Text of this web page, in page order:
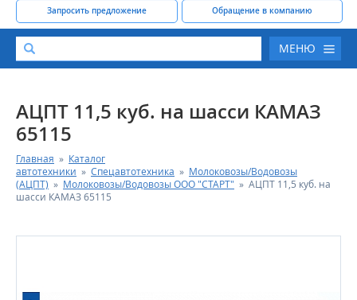
Запросить предложение Обращение в компанию
МЕНЮ
КАТАЛОГ АВТОТЕХНИКИ
СЕРВИС И ГАРАНТИЙНЫЕ ОБЯЗАТЕЛЬСТВА
АЦПТ 11,5 куб. на шасси КАМАЗ
65115
Главная » Каталог
автотехники » Спецавтотехника » Молоковозы/Водовозы
(АЦПТ) » Молоковозы/Водовозы ООО "СТАРТ" » АЦПТ 11,5 куб. на
шасси КАМАЗ 65115